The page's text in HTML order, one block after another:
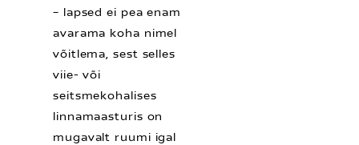
– lapsed ei pea enam
avarama koha nimel
võitlema, sest selles
viie- või
seitsmekohalises
linnamaasturis on
mugavalt ruumi igal